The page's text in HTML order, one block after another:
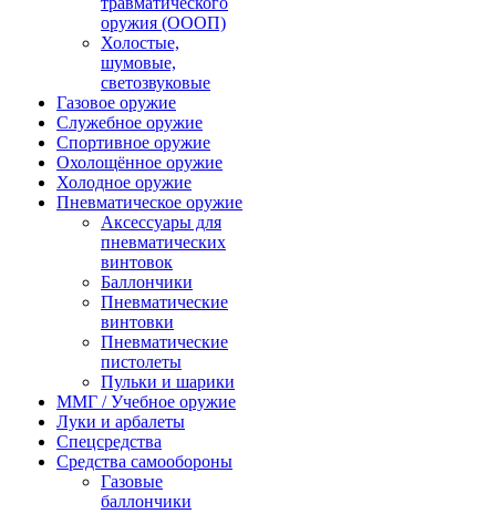
оружия (ОООП)
Холостые,
шумовые,
светозвуковые
Газовое оружие
Служебное оружие
Спортивное оружие
Охолощённое оружие
Холодное оружие
Пневматическое оружие
Аксессуары для
пневматических
винтовок
Баллончики
Пневматические
винтовки
Пневматические
пистолеты
Пульки и шарики
ММГ / Учебное оружие
Луки и арбалеты
Спецсредства
Средства самообороны
Газовые
баллончики